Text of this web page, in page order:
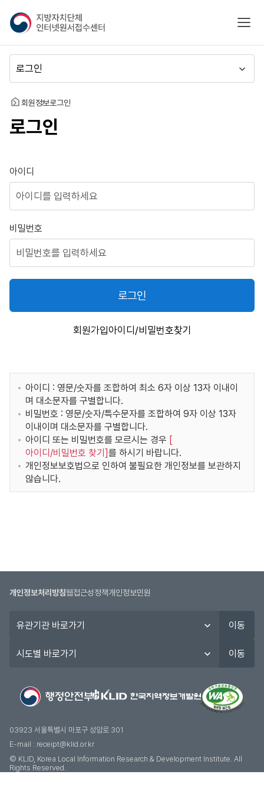
지
방
자
치
단
체
인
넷
접
수
센
모바
뉴
동
홈 회원정보로그인
로그인
로그인
아이디
비밀번호
로그인
회원가입아이디/비밀번호찾기
아이디 : 영문/숫자를 조합하여 최소 6자 이상 13자 이내이
며 대소문자를 구별합니다.
비밀번호 : 영문/숫자/특수문자를 조합하여 9자 이상 13자
이내이며 대소문자를 구별합니다.
아이디 또는 비밀번호를 모르시는 경우 [
아이디/비밀번호 찾기 ]를 하시기 바랍니다.
개인정보보호법으로 인하여 불필요한 개인정보를 보관하지
않습니다.
개인정보처리방침웹접근성정책개인정보민원
관
이동
도
기
이동
03923 서울특별시 마포구 성암로 301
E-mail : receipt@klid.or.kr
© KLID, Korea Local Information Research & Development Institute. AII
Rights Reserved.